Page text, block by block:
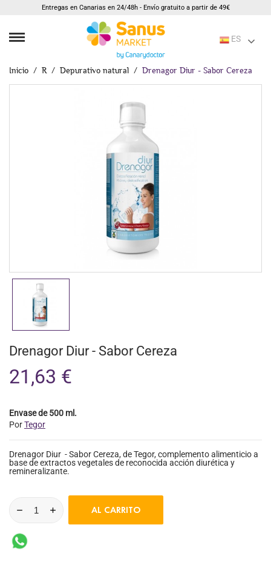
Entregas en Canarias en 24/48h - Envío gratuito a partir de 49€
ES
Inicio R Depurativo natural Drenagor Diur - Sabor Cereza
Drenagor Diur - Sabor Cereza
21,63 €
Envase de 500 ml.
PorTegor
Drenagor Diur - Sabor Cereza, de Tegor, complemento alimenticio a
base de extractos vegetales de reconocida acción diurética y
remineralizante.
AL CARRITO